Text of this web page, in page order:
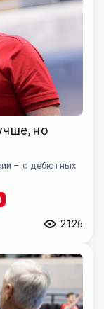
но
– о дебютных
2126